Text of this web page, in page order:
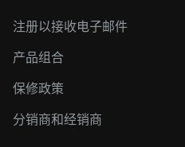
注册以接收电子邮件
产品组合
保修政策
分销商和经销商